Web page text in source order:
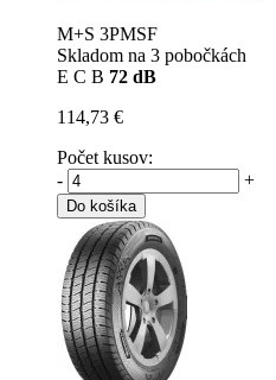
M+S 3PMSF
Skladom na 3 pobočkách
E C B 72 dB
114,73 €
Počet kusov:
-
+
Do košíka